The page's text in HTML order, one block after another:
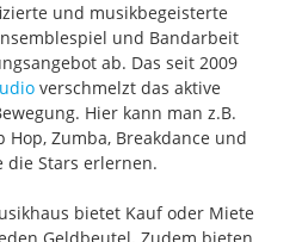
und musikbegeisterte
und Bandarbeit
ab. Das seit 2009
verschmelzt das aktive
Hier kann man z.B.
Hop, Zumba, Breakdance und
die Stars erlernen.
bietet Kauf oder Miete